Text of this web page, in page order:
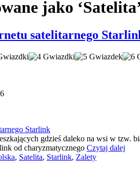
jako
satelitarnego
gdzieś daleko na wsi w tzw.
od charyzmatycznego Czytaj dalej
, Satelita, Starlink, Zalety